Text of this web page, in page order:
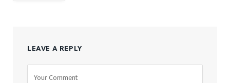
LEAVE A REPLY